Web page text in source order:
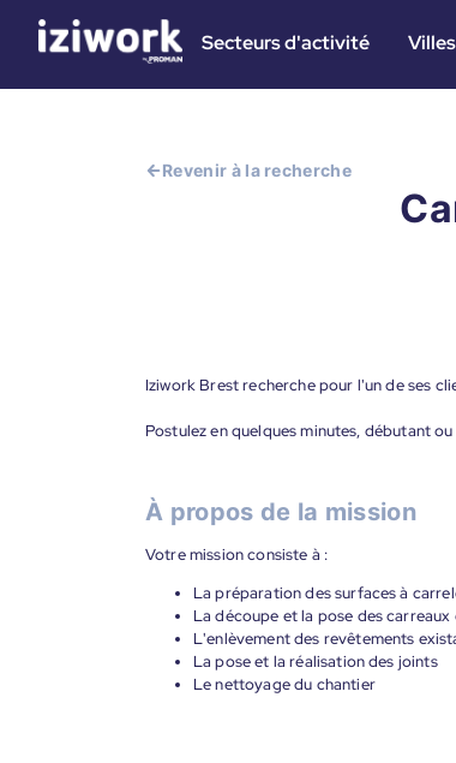
Secteurs d'activité Villes
Revenir à la recherche
Iziwork Brest recherche pour l'un de ses
Postulez en quelques minutes, débutant
À propos de la mission
Votre mission consiste à :
La préparation des surfaces à
La découpe et la pose des
L'enlèvement des revêtements
La pose et la réalisation des joints
Le nettoyage du chantier